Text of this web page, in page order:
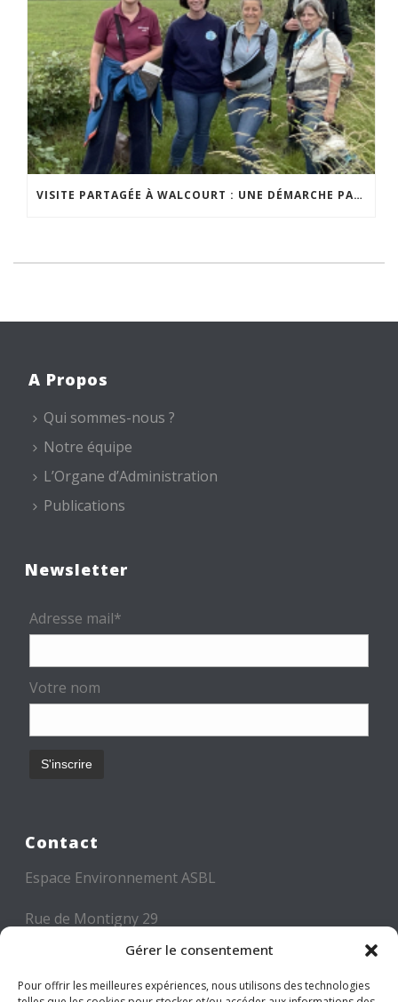
Gérer le consentement
Pour offrir les meilleures expériences, nous utilisons des technologies
VISITE PARTAGÉE À WALCOURT : UNE DÉMARCHE PARTICIPATIVE ANIMÉE PAR ESPACE ENVIRONNEMENT
A Propos
Qui sommes-nous ?
Notre équipe
L’Organe d’Administration
Publications
Newsletter
Adresse mail*
Votre nom
Contact
Espace Environnement ASBL
Rue de Montigny 29
6000 CHARLEROI
Tél: +32 71 300 300